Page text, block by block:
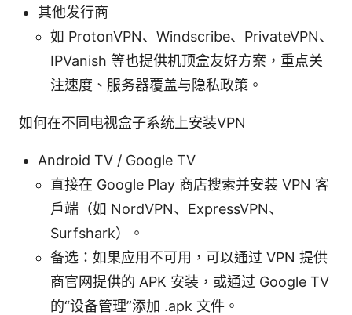
其他发行商
如 ProtonVPN、Windscribe、PrivateVPN、
IPVanish 等也提供机顶盒友好方案，重点关
注速度、服务器覆盖与隐私政策。
如何在不同电视盒子系统上安装VPN
Android TV / Google TV
直接在 Google Play 商店搜索并安装 VPN 客
户端（如 NordVPN、ExpressVPN、
Surfshark）。
备选：如果应用不可用，可以通过 VPN 提供
商官网提供的 APK 安装，或通过 Google TV
的“设备管理”添加 .apk 文件。